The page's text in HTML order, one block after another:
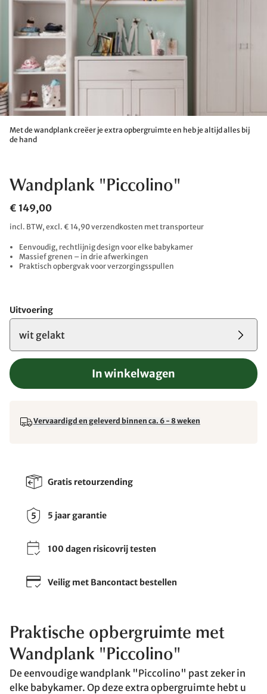
Met de wandplank creëer je extra opbergruimte en heb je altijd alles bij
de hand
Wandplank "Piccolino"
€ 149,00
incl. BTW, excl. € 14,90 verzendkosten met transporteur
Eenvoudig, rechtlijnig design voor elke babykamer
Massief grenen – in drie afwerkingen
Praktisch opbergvak voor verzorgingsspullen
Uitvoering
wit gelakt
In winkelwagen
Vervaardigd en geleverd binnen ca. 6 - 8 weken
Gratis retourzending
5 jaar garantie
100 dagen risicovrij testen
Veilig met Bancontact bestellen
Praktische opbergruimte met
Wandplank "Piccolino"
De eenvoudige wandplank "Piccolino" past zeker in
elke babykamer. Op deze extra opbergruimte hebt u